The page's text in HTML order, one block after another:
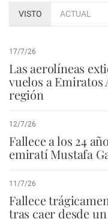
VISTO ACTUAL
17/7/26
Las aerolíneas
vuelos a Emiratos
región
12/7/26
Fallece a los 24
emiratí Mustafa
11/7/26
Fallece
tras caer desde